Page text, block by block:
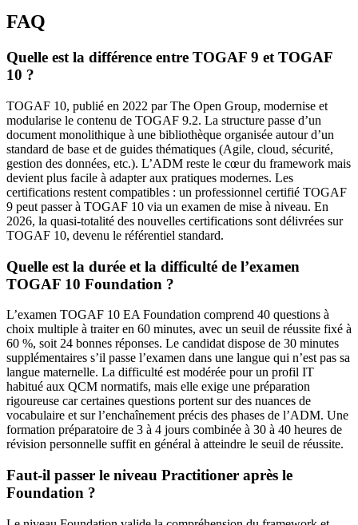
FAQ
Quelle est la différence entre TOGAF 9 et TOGAF
10 ?
TOGAF 10, publié en 2022 par The Open Group, modernise et
modularise le contenu de TOGAF 9.2. La structure passe d’un
document monolithique à une bibliothèque organisée autour d’un
standard de base et de guides thématiques (Agile, cloud, sécurité,
gestion des données, etc.). L’ADM reste le cœur du framework mais
devient plus facile à adapter aux pratiques modernes. Les
certifications restent compatibles : un professionnel certifié TOGAF
9 peut passer à TOGAF 10 via un examen de mise à niveau. En
2026, la quasi-totalité des nouvelles certifications sont délivrées sur
TOGAF 10, devenu le référentiel standard.
Quelle est la durée et la difficulté de l’examen
TOGAF 10 Foundation ?
L’examen TOGAF 10 EA Foundation comprend 40 questions à
choix multiple à traiter en 60 minutes, avec un seuil de réussite fixé à
60 %, soit 24 bonnes réponses. Le candidat dispose de 30 minutes
supplémentaires s’il passe l’examen dans une langue qui n’est pas sa
langue maternelle. La difficulté est modérée pour un profil IT
habitué aux QCM normatifs, mais elle exige une préparation
rigoureuse car certaines questions portent sur des nuances de
vocabulaire et sur l’enchaînement précis des phases de l’ADM. Une
formation préparatoire de 3 à 4 jours combinée à 30 à 40 heures de
révision personnelle suffit en général à atteindre le seuil de réussite.
Faut-il passer le niveau Practitioner après le
Foundation ?